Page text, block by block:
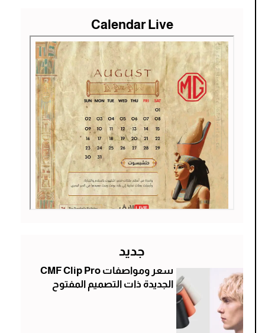
Calendar Live
جديد
سعر ومواصفات CMF Clip Pro
الجديدة ذات التصميم المفتوح